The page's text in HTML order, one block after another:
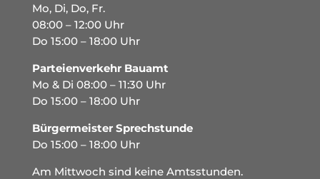
Mo, Di, Do, Fr.
08:00 – 12:00 Uhr
Do 15:00 – 18:00 Uhr
Parteienverkehr Bauamt
Mo & Di 08:00 – 11:30 Uhr
Do 15:00 – 18:00 Uhr
Bürgermeister Sprechstunde
Do 15:00 – 18:00 Uhr
Am Mittwoch sind keine Amtsstunden.